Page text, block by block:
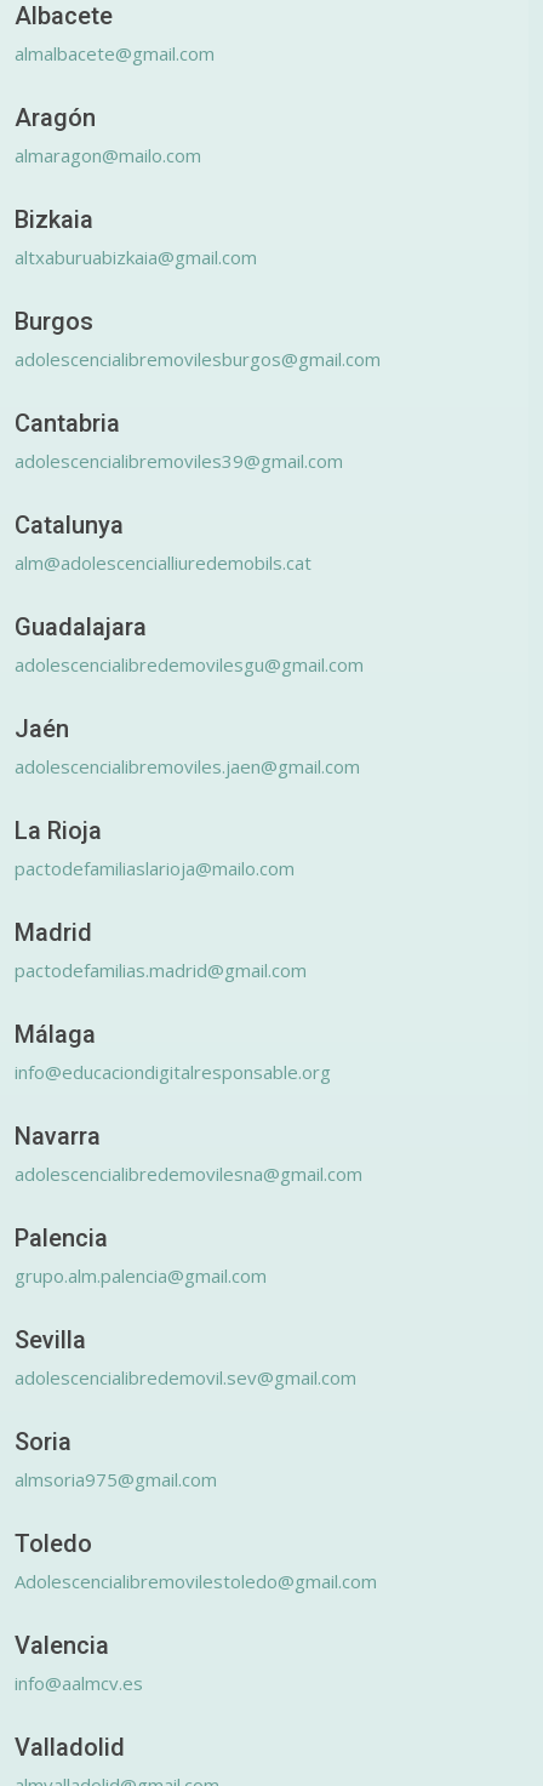
Albacete
almalbacete@gmail.com
Aragón
almaragon@mailo.com
Bizkaia
altxaburuabizkaia@gmail.com
Burgos
adolescencialibremovilesburgos@gmail.com
Cantabria
adolescencialibremoviles39@gmail.com
Catalunya
alm@adolescencialliuredemobils.cat
Guadalajara
adolescencialibredemovilesgu@gmail.com
Jaén
adolescencialibremoviles.jaen@gmail.com
La Rioja
pactodefamiliaslarioja@mailo.com
Madrid
pactodefamilias.madrid@gmail.com
Málaga
info@educaciondigitalresponsable.org
Navarra
adolescencialibredemovilesna@gmail.com
Palencia
grupo.alm.palencia@gmail.com
Sevilla
adolescencialibredemovil.sev@gmail.com
Soria
almsoria975@gmail.com
Toledo
Adolescencialibremovilestoledo@gmail.com
Valencia
info@aalmcv.es
Valladolid